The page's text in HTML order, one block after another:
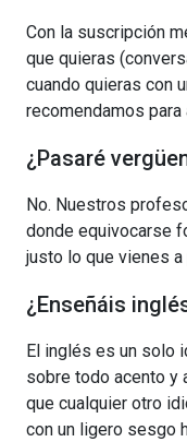
Con la suscripción
que quieras
cuando quieras con
recomendamos para
¿Pasaré
No. Nuestros
donde equivocarse
justo lo que vienes a
¿Enseñáis
El inglés es un solo
sobre todo acento y
que cualquier otro
con un ligero sesgo